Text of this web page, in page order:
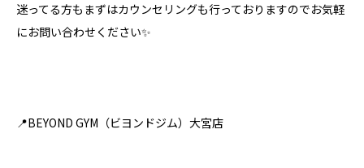
迷ってる方もまずはカウンセリングも行っておりますのでお気軽
にお問い合わせください✨⁣
📍BEYOND GYM（ビヨンドジム）大宮店⁣